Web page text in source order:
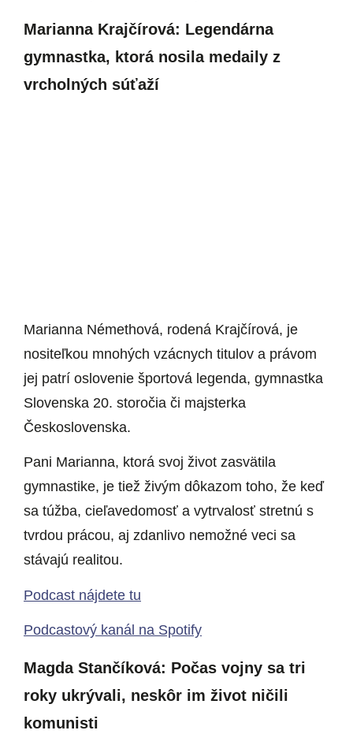
Marianna Krajčírová: Legendárna
gymnastka, ktorá nosila medaily z
vrcholných súťaží
Marianna Némethová, rodená Krajčírová, je
nositeľkou mnohých vzácnych titulov a právom
jej patrí oslovenie športová legenda, gymnastka
Slovenska 20. storočia či majsterka
Československa.
Pani Marianna, ktorá svoj život zasvätila
gymnastike, je tiež živým dôkazom toho, že keď
sa túžba, cieľavedomosť a vytrvalosť stretnú s
tvrdou prácou, aj zdanlivo nemožné veci sa
stávajú realitou.
Podcast nájdete tu
Podcastový kanál na Spotify
Magda Stančíková: Počas vojny sa tri
roky ukrývali, neskôr im život ničili
komunisti